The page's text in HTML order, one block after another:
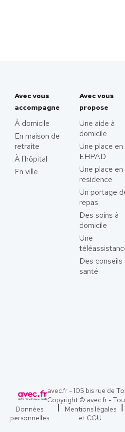
Avec vous
accompagne
À domicile
En maison de
retraite
À l'hôpital
En ville
Avec vous
propose
Une aide à
domicile
Une place en
EHPAD
Une place en
résidence
Un portage
repas
Des soins à
domicile
Une
Des conseils
santé
avec.fr - 105 bis rue de
Copyright © avec.fr -
Données
personnelles
Mentions légales
et CGU